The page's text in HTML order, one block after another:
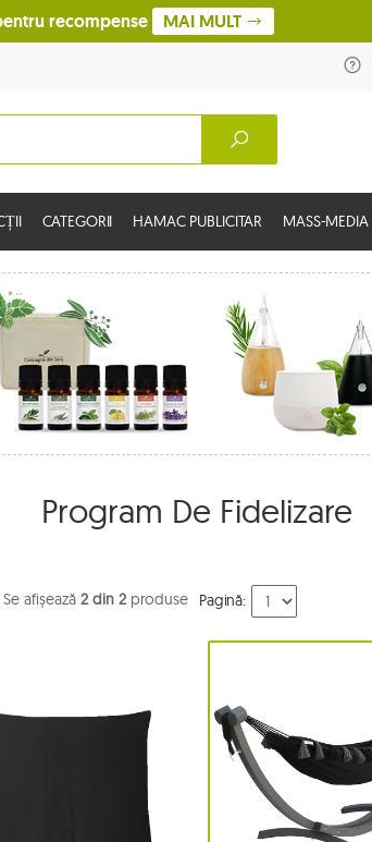
recompense MAI MULT
CATEGORII HAMAC PUBLICITAR MASS-MEDIA
Program De Fidelizare
Se afișează 2 din 2 produse Pagină: